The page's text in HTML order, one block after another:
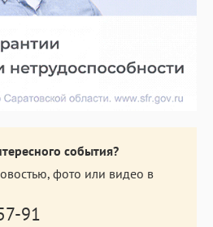
события?
фото или видео в
91